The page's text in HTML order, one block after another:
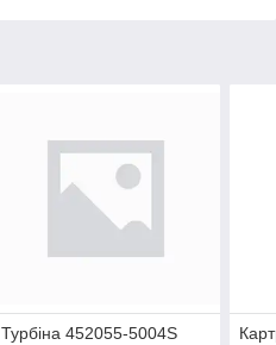
Турбіна 452055-5004S